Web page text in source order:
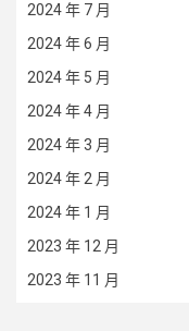
2024 年 7 月
2024 年 6 月
2024 年 5 月
2024 年 4 月
2024 年 3 月
2024 年 2 月
2024 年 1 月
2023 年 12 月
2023 年 11 月